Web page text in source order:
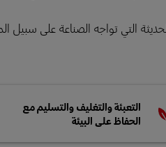
التي تواجه الصناعة على سبيل
التعبئة والتغليف والتسليم مع
الحفاظ على البيئة